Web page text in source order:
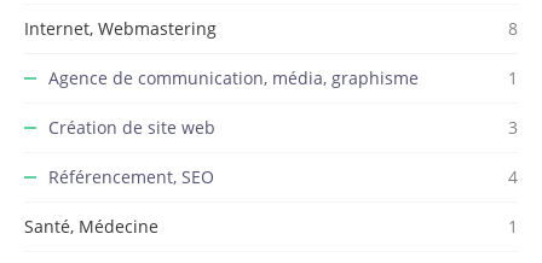
Internet, Webmastering 8
Agence de communication, média, graphisme 1
Création de site web 3
Référencement, SEO 4
Santé, Médecine 1